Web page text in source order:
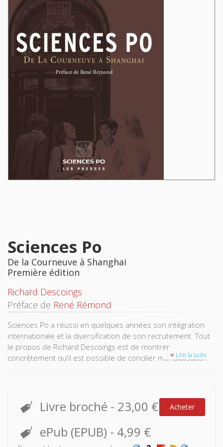
Sciences Po
De la Courneuve à Shanghai
Première édition
Richard Descoings
Préface de René Rémond
Sciences Po a réussi en quelques années son intégration
internationale et la diversification de son recrutement. Tout
le propos de Richard Descoings est de montrer
concrètement qu'il est possible de concilier mondialisation
Descoings explique les logiques de mise en oeuvre d’un
projet éducatif, d’une politique scientifique en sciences
humaines et sociales, le développement d’une grande
bibliothèque de recherche et de presses universitaires
Lire la suite
Livre broché - 23,00 € Acheter
ePub (EPUB) - 4,99 €